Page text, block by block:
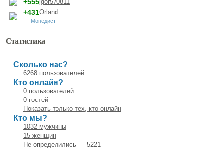
jgor570811
+555
Orland
+431
Мопедист
Статистика
Сколько нас?
6268 пользователей
Кто онлайн?
0 пользователей
0 гостей
Показать только тех, кто онлайн
Кто мы?
1032 мужчины
15 женщин
Не определились — 5221